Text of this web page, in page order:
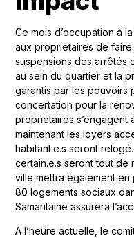
Ce mois d’occupation à
aux propriétaires de
suspensions des arrêtés
au sein du quartier et la
garantis par les pouvoirs
concertation pour la
propriétaires s’engagent
maintenant les loyers
habitant.e.s seront
certain.e.s seront tout de
ville mettra également
80 logements sociaux
Samaritaine assurera
A l’heure actuelle, le